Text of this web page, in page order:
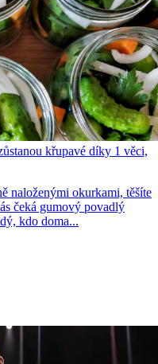
křupavé díky 1 věci,
naloženými okurkami, těšíte
čeká gumový povadlý
kdo doma...